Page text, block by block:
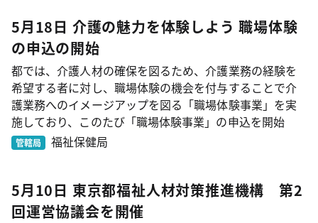
5月18日 介護の魅力を体験しよう 職場体験
の申込の開始
都では、介護人材の確保を図るため、介護業務の経験を
希望する者に対し、職場体験の機会を付与することで介
護業務へのイメージアップを図る「職場体験事業」を実
施しており、このたび「職場体験事業」の申込を開始
管轄局 福祉保健局
5月10日 東京都福祉人材対策推進機構 第2
回運営協議会を開催